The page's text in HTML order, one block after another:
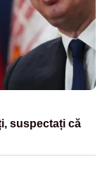
suspectați că